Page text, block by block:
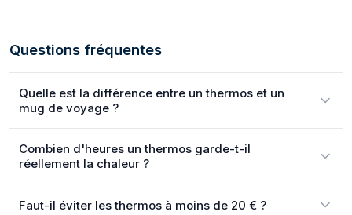
Questions fréquentes
Quelle est la différence entre un thermos et un
mug de voyage ?
Combien d'heures un thermos garde-t-il
réellement la chaleur ?
Faut-il éviter les thermos à moins de 20 € ?